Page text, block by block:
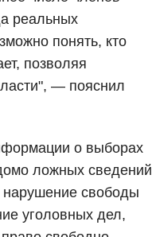
реальных
понять, кто
позволяя
— пояснил
о выборах
ложных сведений
нарушение свободы
уголовных дел,